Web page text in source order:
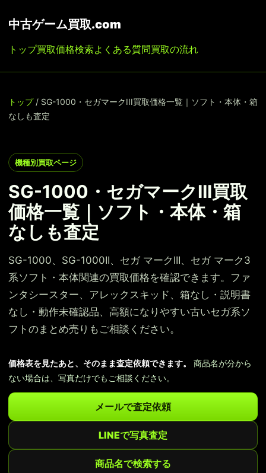
中古ゲーム買取.com
トップ買取価格検索よくある質問買取の流れ
トップ/ SG-1000・セガマークIII買取価格一覧｜ソフト・本体・箱
なしも査定
機種別買取ページ
SG-1000・セガマークIII買取
価格一覧｜ソフト・本体・箱
なしも査定
SG-1000、SG-1000II、セガ マークIII、セガ マーク3
系ソフト・本体関連の買取価格を確認できます。ファ
ンタシースター、アレックスキッド、箱なし・説明書
なし・動作未確認品、高額になりやすい古いセガ系ソ
フトのまとめ売りもご相談ください。
価格表を見たあと、そのまま査定依頼できます。
商品名が分から
ない場合は、写真だけでもご相談ください。
メールで査定依頼
LINEで写真査定
商品名で検索する